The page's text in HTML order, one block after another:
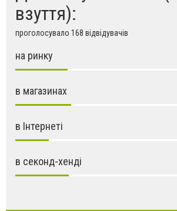
взуття):
проголосувало 168 відвідувачів
на ринку
в магазинах
в Інтернеті
в секонд-хенді